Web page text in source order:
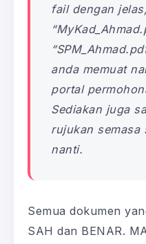
fail dengan
anda memuat
portal
Sediakan juga
rujukan semasa
nanti.
Semua dokumen
SAH dan BENAR.